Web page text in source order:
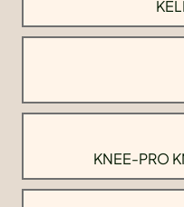
KNEE-PRO